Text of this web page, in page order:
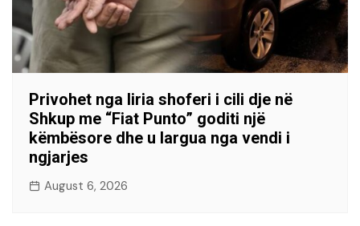
Privohet nga liria shoferi i cili dje në
Shkup me “Fiat Punto” goditi një
këmbësore dhe u largua nga vendi i
ngjarjes
August 6, 2026